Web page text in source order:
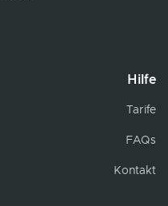
Hilfe
Tarife
FAQs
Kontakt